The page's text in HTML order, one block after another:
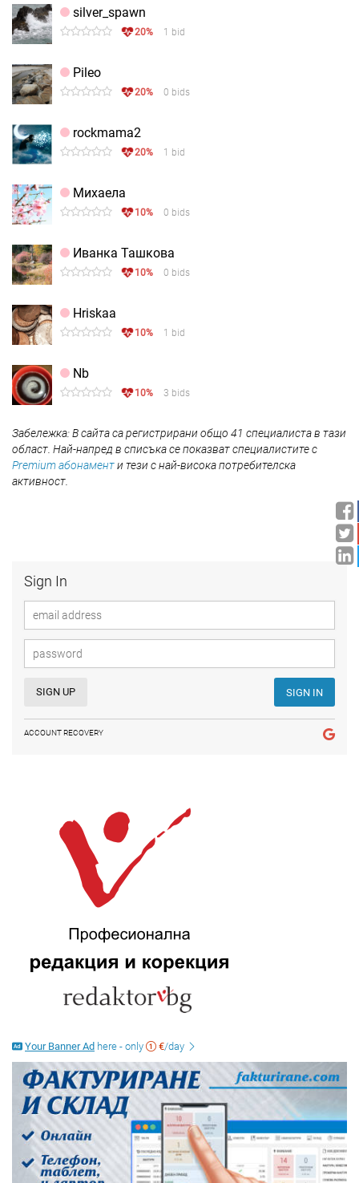
Sign In
SIGN UP SIGN IN
ACCOUNT RECOVERY
Your Banner Ad here - only €/day
silver_spawn
20% 1 bid
Pileo
20% 0 bids
rockmama2
20% 1 bid
Михаела
10% 0 bids
Иванка Ташкова
10% 0 bids
Hriskaa
10% 1 bid
Nb
10% 3 bids
Забележка: В сайта са регистрирани общо 41 специалиста в тази
област. Най-напред в списъка се показват специалистите с
Premium абонаменти тези с най-висока потребителска
активност.